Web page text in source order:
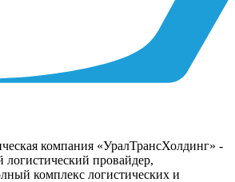
компания «УралТрансХолдинг» -
логистический провайдер,
комплекс логистических и